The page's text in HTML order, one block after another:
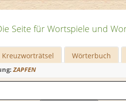
Seite für Wortspiele und
Kreuzworträtsel Wörterbuch
ZAPFEN